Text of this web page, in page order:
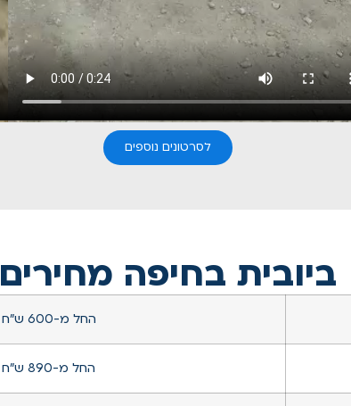
לסרטונים נוספים
ביובית בחיפה מחירים
החל מ-600 ש”ח
החל מ-890 ש״ח